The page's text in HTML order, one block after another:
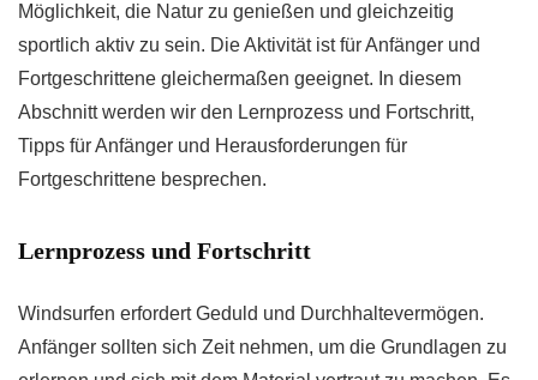
Möglichkeit, die Natur zu genießen und gleichzeitig
sportlich aktiv zu sein. Die Aktivität ist für Anfänger und
Fortgeschrittene gleichermaßen geeignet. In diesem
Abschnitt werden wir den Lernprozess und Fortschritt,
Tipps für Anfänger und Herausforderungen für
Fortgeschrittene besprechen.
Lernprozess und Fortschritt
Windsurfen erfordert Geduld und Durchhaltevermögen.
Anfänger sollten sich Zeit nehmen, um die Grundlagen zu